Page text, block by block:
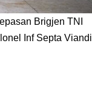
Brigjen TNI
Inf Septa Viandi